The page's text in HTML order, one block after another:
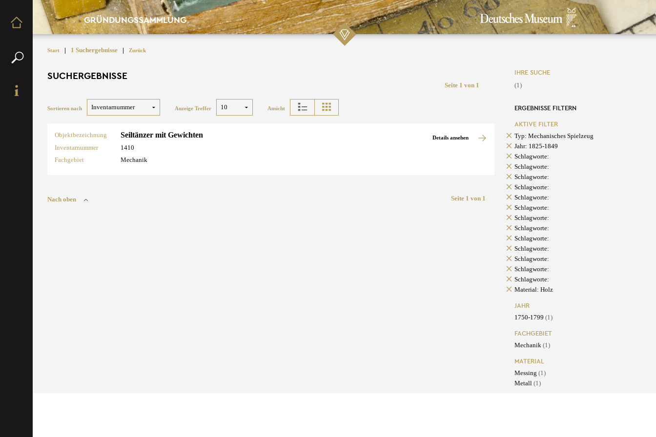
GRÜNDUNGSSAMMLUNG
Start | 1 Suchergebnisse | Zurück
SUCHERGEBNISSE
Seite 1 von 1
Sortieren nach Anzeige Treffer Ansicht
Objektbezeichnung Seiltänzer mit Gewichten
Inventarnummer
1410
Fachgebiet
Mechanik
Details ansehen
Nach oben Seite 1 von 1
IHRE SUCHE
(1)
ERGEBNISSE FILTERN
AKTIVE FILTER
Typ: Mechanisches Spielzeug
Jahr: 1825-1849
Schlagworte:
Schlagworte:
Schlagworte:
Schlagworte:
Schlagworte:
Schlagworte:
Schlagworte:
Schlagworte:
Schlagworte:
Schlagworte:
Schlagworte:
Schlagworte:
Schlagworte:
Material: Holz
JAHR
1750-1799 (1)
FACHGEBIET
Mechanik (1)
MATERIAL
Messing (1)
Metall (1)